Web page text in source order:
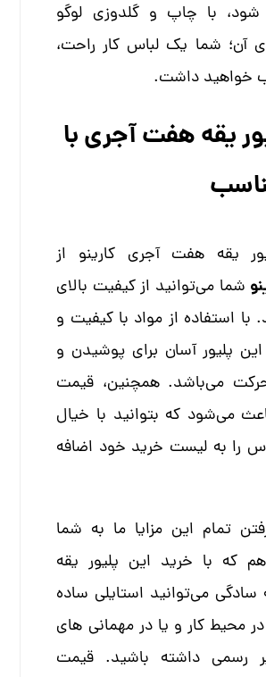
شود، با چاپ و گلدوزی لوگو
آن؛ شما یک لباس کار راحت،
خواهید داشت.
یقه هفت آجری با
یقه هفت آجری کارینو از
شما می‌توانید از کیفیت بالای
با استفاده از مواد با کیفیت و
پلیور آسان برای پوشیدن و
می‌باشد. همچنین، قیمت
می‌شود که بتوانید با خیال
را به لیست خرید خود اضافه
تمام این مزایا ما به شما
که با خرید این پلیور یقه
می‌توانید استایلی ساده
محیط کار و یا در مهمانی های
رسمی داشته باشید. قیمت